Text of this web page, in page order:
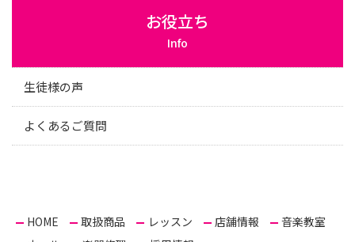
お役立ち
Info
生徒様の声
よくあるご質問
HOME 取扱商品 レッスン 店舗情報
音楽教室